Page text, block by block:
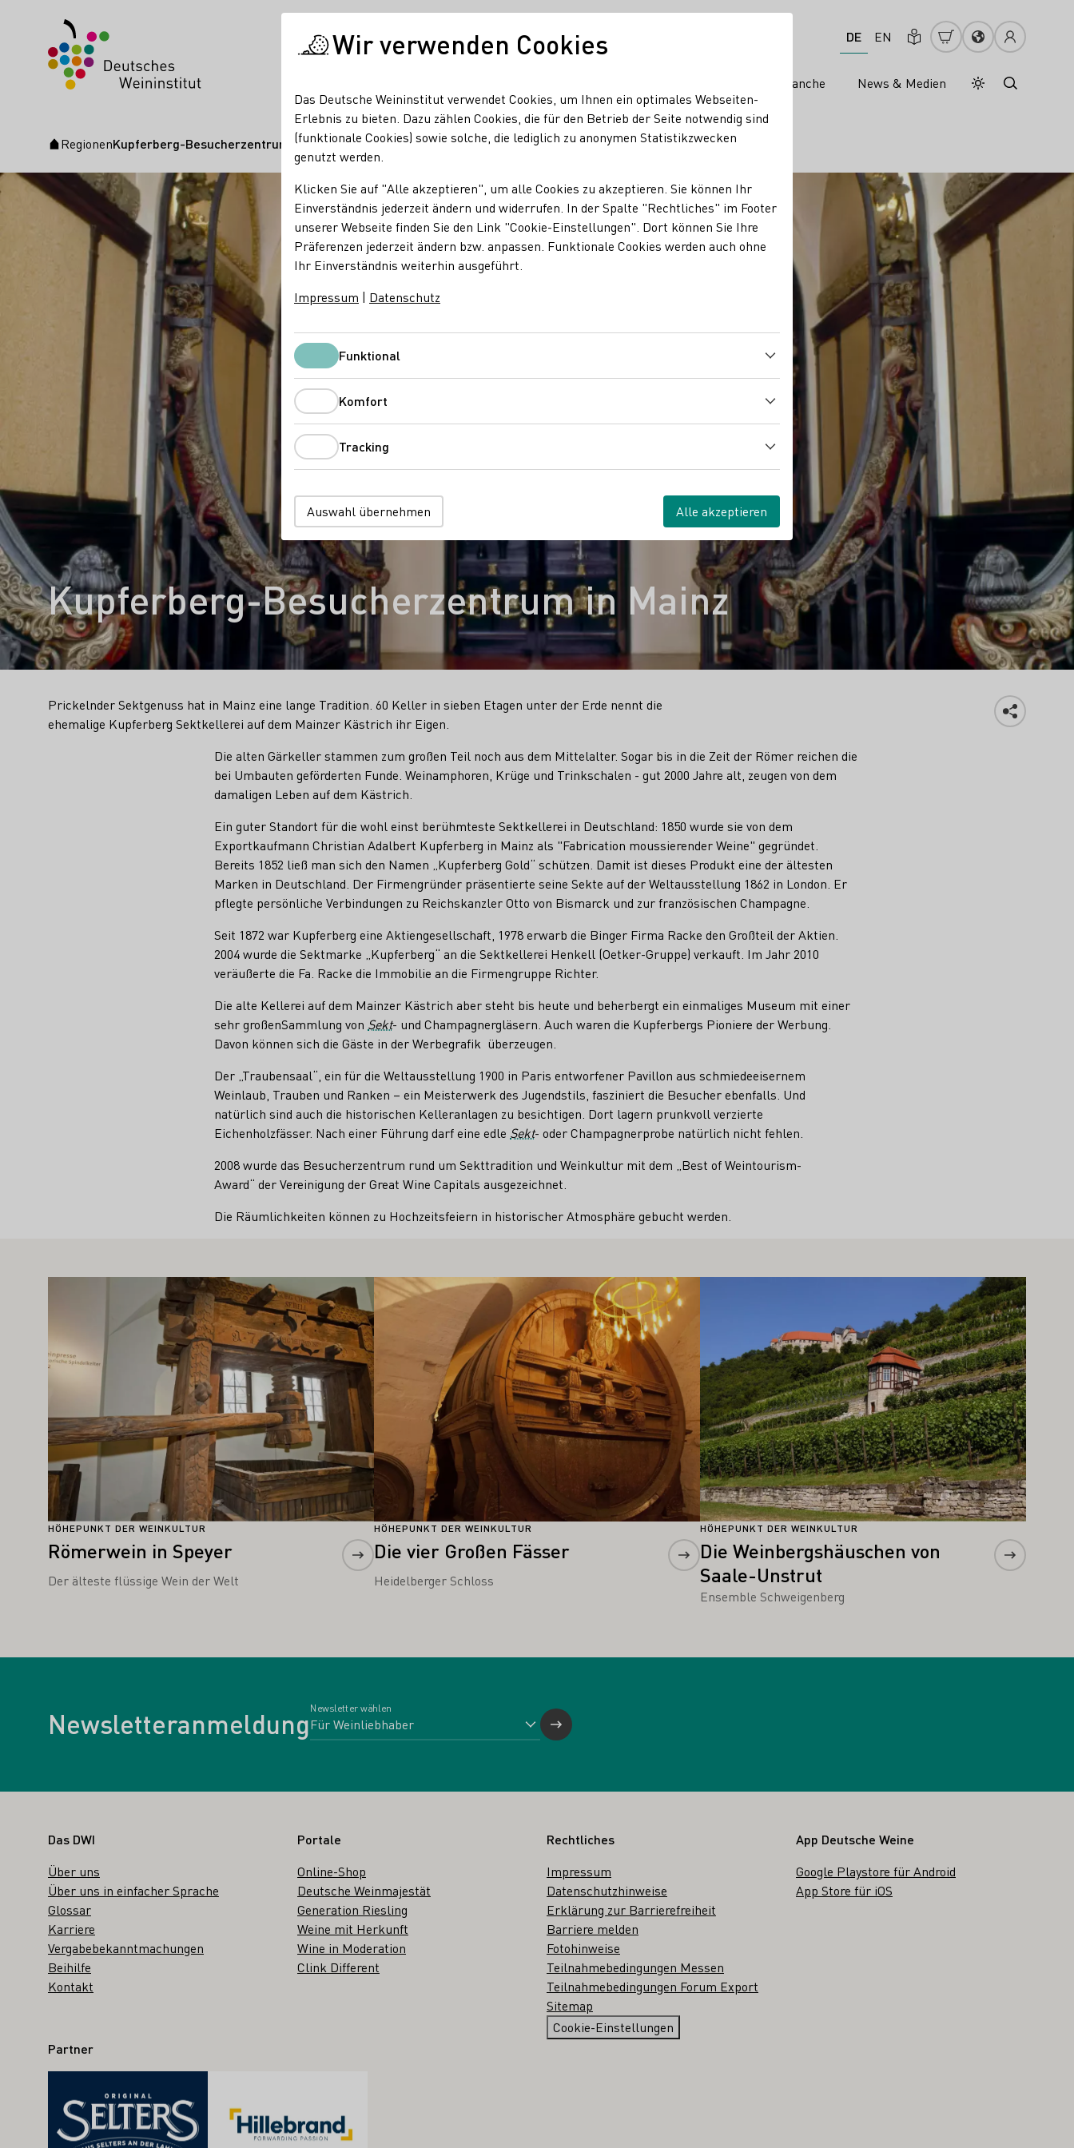
DE EN
Weinbranche News & Medien Tagesmodus
Nachtmodus
Startseite
RegionenKupferberg-Besucherzentrum in Mainz
Kupferberg-Besucherzentrum in Mainz
Prickelnder Sektgenuss hat in Mainz eine lange Tradition. 60 Keller in sieben Etagen unter der Erde nennt die
ehemalige Kupferberg Sektkellerei auf dem Mainzer Kästrich ihr Eigen.
Die alten Gärkeller stammen zum großen Teil noch aus dem Mittelalter. Sogar bis in die Zeit der Römer reichen die
bei Umbauten geförderten Funde. Weinamphoren, Krüge und Trinkschalen - gut 2000 Jahre alt, zeugen von dem
damaligen Leben auf dem Kästrich.
Ein guter Standort für die wohl einst berühmteste Sektkellerei in Deutschland: 1850 wurde sie von dem
Exportkaufmann Christian Adalbert Kupferberg in Mainz als "Fabrication moussierender Weine" gegründet.
Bereits 1852 ließ man sich den Namen „Kupferberg Gold“ schützen. Damit ist dieses Produkt eine der ältesten
Marken in Deutschland. Der Firmengründer präsentierte seine Sekte auf der Weltausstellung 1862 in London. Er
pflegte persönliche Verbindungen zu Reichskanzler Otto von Bismarck und zur französischen Champagne.
Seit 1872 war Kupferberg eine Aktiengesellschaft, 1978 erwarb die Binger Firma Racke den Großteil der Aktien.
2004 wurde die Sektmarke „Kupferberg“ an die Sektkellerei Henkell (Oetker-Gruppe) verkauft. Im Jahr 2010
veräußerte die Fa. Racke die Immobilie an die Firmengruppe Richter.
Die alte Kellerei auf dem Mainzer Kästrich aber steht bis heute und beherbergt ein einmaliges Museum mit einer
sehr großenSammlung von Sekt- und Champagnergläsern. Auch waren die Kupferbergs Pioniere der Werbung.
Davon können sich die Gäste in der Werbegrafik überzeugen.
Der „Traubensaal“, ein für die Weltausstellung 1900 in Paris entworfener Pavillon aus schmiedeeisernem
Weinlaub, Trauben und Ranken – ein Meisterwerk des Jugendstils, fasziniert die Besucher ebenfalls. Und
natürlich sind auch die historischen Kelleranlagen zu besichtigen. Dort lagern prunkvoll verzierte
Eichenholzfässer. Nach einer Führung darf eine edle Sekt- oder Champagnerprobe natürlich nicht fehlen.
2008 wurde das Besucherzentrum rund um Sekttradition und Weinkultur mit dem „Best of Weintourism-
Award“ der Vereinigung der Great Wine Capitals ausgezeichnet.
Die Räumlichkeiten können zu Hochzeitsfeiern in historischer Atmosphäre gebucht werden.
SIE AUCH INTERESSIEREN
HÖHEPUNKT DER WEINKULTUR
Römerwein in Speyer
Der älteste flüssige Wein der Welt
HÖHEPUNKT DER WEINKULTUR
Die vier Großen Fässer
Heidelberger Schloss
Mehr erfahren
HÖHEPUNKT DER WEINKULTUR
Die Weinbergshäuschen von
Saale-Unstrut
Ensemble Schweigenberg
Newsletteranmeldung
Newsletter wählen
Fußbereich
Das DWI
Über uns
Über uns in einfacher Sprache
Glossar
Karriere
Vergabebekanntmachungen
Beihilfe
Kontakt
Portale
Online-Shop
Deutsche Weinmajestät
Generation Riesling
Weine mit Herkunft
Wine in Moderation
Clink Different
Rechtliches
Impressum
Datenschutzhinweise
Erklärung zur Barrierefreiheit
Barriere melden
Fotohinweise
Teilnahmebedingungen Messen
Teilnahmebedingungen Forum Export
Sitemap
Cookie-Einstellungen
Wir verwenden Cookies
Das Deutsche Weininstitut verwendet Cookies, um Ihnen ein optimales Webseiten-
Erlebnis zu bieten. Dazu zählen Cookies, die für den Betrieb der Seite notwendig sind
(funktionale Cookies) sowie solche, die lediglich zu anonymen Statistikzwecken
genutzt werden.
Klicken Sie auf "Alle akzeptieren", um alle Cookies zu akzeptieren. Sie können Ihr
Einverständnis jederzeit ändern und widerrufen. In der Spalte "Rechtliches" im Footer
unserer Webseite finden Sie den Link "Cookie-Einstellungen". Dort können Sie Ihre
Präferenzen jederzeit ändern bzw. anpassen. Funktionale Cookies werden auch ohne
Ihr Einverständnis weiterhin ausgeführt.
Impressum | Datenschutz
FunktionalFunktional
Komfort
Tracking
Auswahl übernehmen Alle akzeptieren
App Deutsche Weine
Google Playstore für Android
App Store für iOS
Partner